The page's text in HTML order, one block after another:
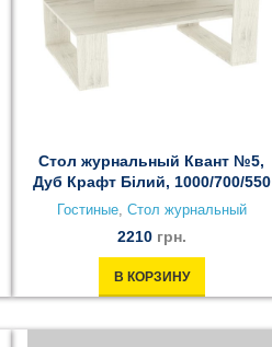
Стол журнальный Квант №5,
Дуб Крафт Білий, 1000/700/550
Гостиные, Стол журнальный
2210 грн.
В КОРЗИНУ